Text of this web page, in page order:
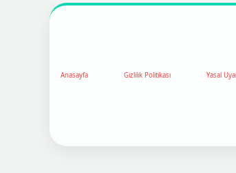
Anasayfa Gizlilik Politikası Yasal